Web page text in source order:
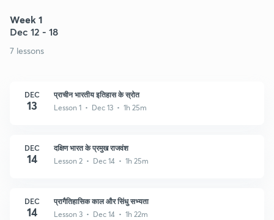
Week 1
Dec 12 - 18
7 lessons
DEC
13
प्राचीन भारतीय इतिहास के स्रोत
Lesson 1 • Dec 13 • 1h 25m
DEC
14
दक्षिण भारत के प्रमुख राजवंश
Lesson 2 • Dec 14 • 1h 25m
DEC
14
प्रागैतिहासिक काल और सिंधु सभ्यता
Lesson 3 • Dec 14 • 1h 22m